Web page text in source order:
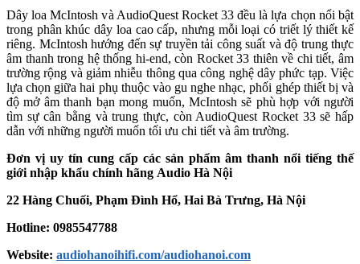
Dây loa McIntosh và AudioQuest Rocket 33 đều là lựa chọn nổi bật
trong phân khúc dây loa cao cấp, nhưng mỗi loại có triết lý thiết kế
riêng. McIntosh hướng đến sự truyền tải công suất và độ trung thực
âm thanh trong hệ thống hi-end, còn Rocket 33 thiên về chi tiết, âm
trường rộng và giảm nhiễu thông qua công nghệ dây phức tạp. Việc
lựa chọn giữa hai phụ thuộc vào gu nghe nhạc, phối ghép thiết bị và
độ mở âm thanh bạn mong muốn, McIntosh sẽ phù hợp với người
tìm sự cân bằng và trung thực, còn AudioQuest Rocket 33 sẽ hấp
dẫn với những người muốn tối ưu chi tiết và âm trường.
Đơn vị uy tín cung cấp các sản phẩm âm thanh nổi tiếng thế
giới nhập khẩu chính hãng Audio Hà Nội
22 Hàng Chuối, Phạm Đình Hổ, Hai Bà Trưng, Hà Nội
Hotline: 0985547788
Website: audiohanoihifi.com/audiohanoi.com